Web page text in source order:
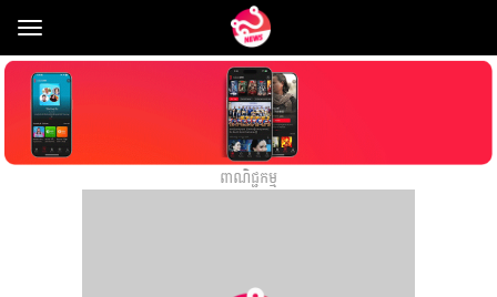
Toggle
navigation
ពាណិជ្ជកម្ម